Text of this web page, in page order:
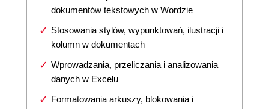
dokumentów tekstowych w Wordzie
Stosowania stylów, wypunktowań, ilustracji i
kolumn w dokumentach
Wprowadzania, przeliczania i analizowania
danych w Excelu
Formatowania arkuszy, blokowania i